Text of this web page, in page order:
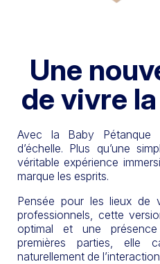
Une
de vivre
Avec la Baby Pétanque
d’échelle. Plus qu’une
véritable expérience
marque les esprits.
Pensée pour les lieux de
professionnels, cette
optimal et une
premières parties, elle
naturellement de